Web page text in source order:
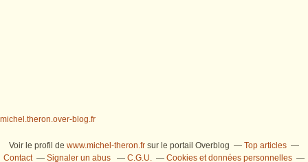
michel.theron.over-blog.fr
Voir le profil de www.michel-theron.fr sur le portail Overblog
Top articles
Contact
Signaler un abus C.G.U.
Cookies et données personnelles